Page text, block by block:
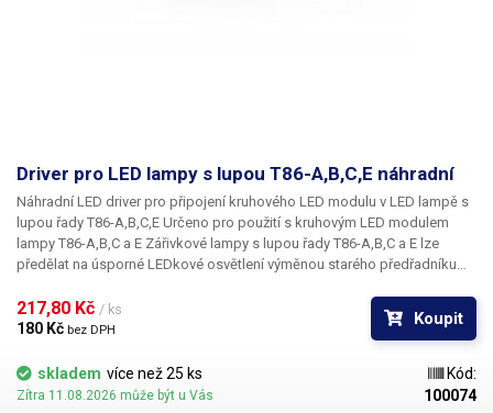
Driver pro LED lampy s lupou T86-A,B,C,E náhradní
Náhradní LED driver pro připojení kruhového LED modulu v LED lampě s
lupou řady T86-A,B,C,E Určeno pro použití s kruhovým LED modulem
lampy T86-A,B,C a E
předělat na úsporné LEDkové osvětlení výměnou starého předřadníku
zářivky za kruhový LED modul.
217,80 Kč / ks
180 Kč bez DPH
Koupit
skladem více než 25 ks
Zítra 11.08.2026 může být u Vás
Kód:
100074